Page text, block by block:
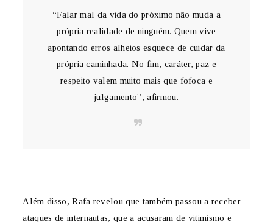
“Falar mal da vida do próximo não muda a
própria realidade de ninguém. Quem vive
apontando erros alheios esquece de cuidar da
própria caminhada. No fim, caráter, paz e
respeito valem muito mais que fofoca e
julgamento”, afirmou.
Além disso, Rafa revelou que também passou a receber
ataques de internautas, que a acusaram de vitimismo e